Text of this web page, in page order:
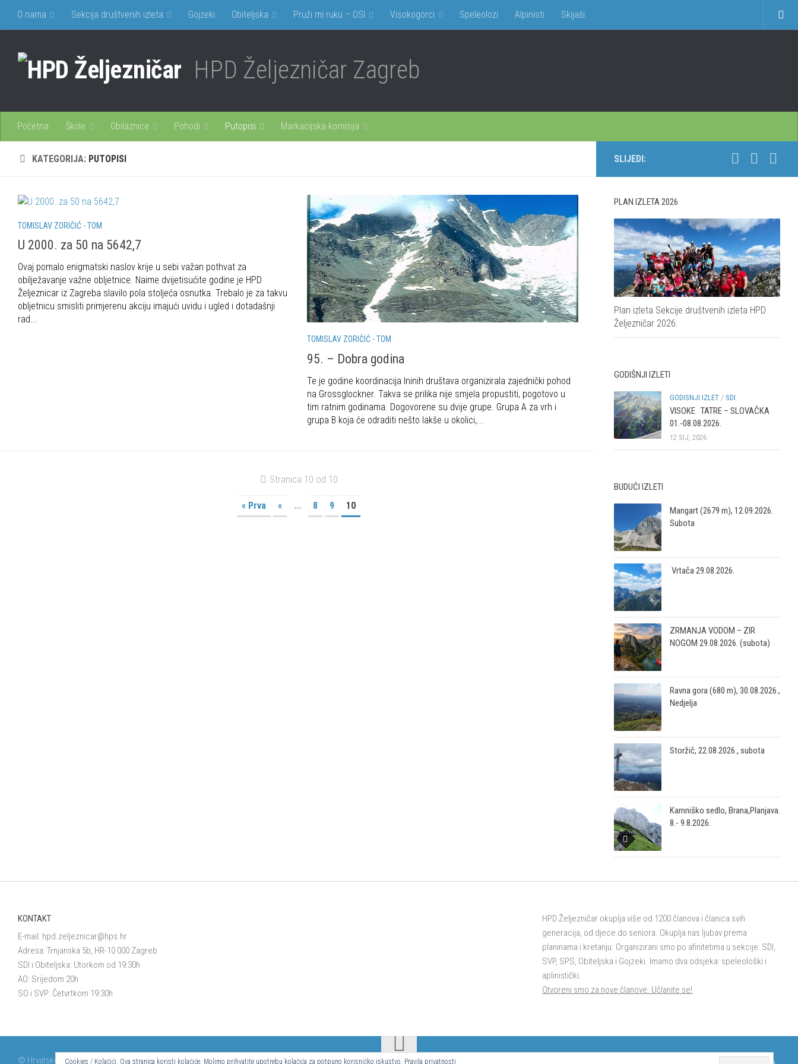
O nama Sekcija društvenih izleta Gojzeki Obiteljska Pruži mi ruku – OSI Visokogorci Speleolozi Alpinisti Skijaši
HPD Željezničar Zagreb
Početna Škole Obilaznice Pohodi Putopisi Markacijska komisija
KATEGORIJA: PUTOPISI
TOMISLAV ZORIČIĆ - TOM
U 2000. za 50 na 5642,7
Ovaj pomalo enigmatski naslov krije u sebi važan pothvat za
obilježavanje važne obljetnice. Naime dvijetisućite godine je HPD
Željeznicar iz Zagreba slavilo pola stoljeća osnutka. Trebalo je za takvu
obljetnicu smisliti primjerenu akciju imajući uvidu i ugled i dotadašnji
rad...
TOMISLAV ZORIČIĆ - TOM
95. – Dobra godina
Te je godine koordinacija Ininih društava organizirala zajednički pohod
na Grossglockner. Takva se prilika nije smjela propustiti, pogotovo u
tim ratnim godinama. Dogovorene su dvije grupe. Grupa A za vrh i
grupa B koja će odraditi nešto lakše u okolici,...
Stranica 10 od 10
« Prva « ... 8 9 10
SLIJEDI:
PLAN IZLETA 2026
Plan izleta Sekcije društvenih izleta HPD
Željezničar 2026.
GODIŠNJI IZLETI
GODISNJI IZLET / SDI
VISOKE TATRE – SLOVAČKA
01.-08.08.2026.
12 SIJ, 2026
BUDUĆI IZLETI
Mangart (2679 m), 12.09.2026.
Subota
Vrtača 29.08.2026.
ZRMANJA VODOM – ZIR
NOGOM 29.08.2026. (subota)
Ravna gora (680 m), 30.08.2026.,
Nedjelja
Storžič, 22.08.2026., subota
Kamniško sedlo, Brana,Planjava.
8.- 9.8.2026.
KONTAKT
E-mail: hpd.zeljeznicar@hps.hr
Adresa: Trnjanska 5b, HR-10 000 Zagreb
SDI i Obiteljska: Utorkom od 19:30h
AO: Srijedom 20h
SO i SVP: Četvrtkom 19:30h
HPD Željezničar okuplja više od 1200 članova i članica svih
generacija, od djece do seniora. Okuplja nas ljubav prema
planinama i kretanju. Organizirani smo po afinitetima u sekcije: SDI,
SVP, SPS, Obiteljska i Gojzeki. Imamo dva odsjeka: speleološki i
aplinistički.
Otvoreni smo za nove članove. Učlanite se!
© Hrvatsko planinarsko društvo Željezničar 2024.
Cookies / Kolačići. Ova stranica koristi kolačiće. Molimo prihvatite upotrebu kolačića za potpuno korisničko iskustvo. Pravila privatnosti